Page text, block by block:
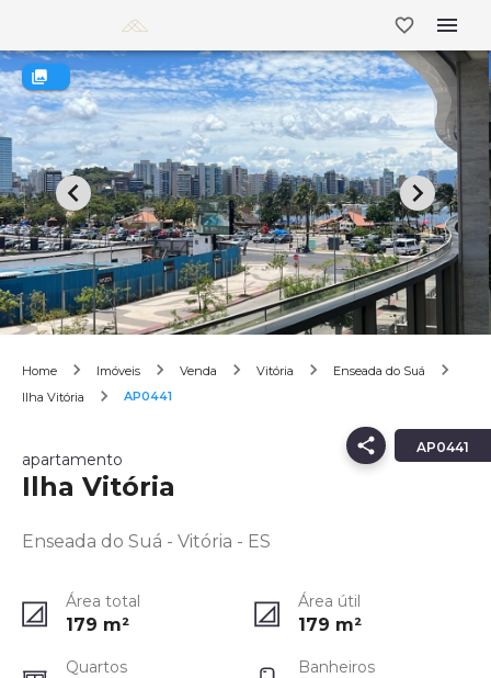
Home Imóveis Venda Vitória
Enseada do Suá
Ilha Vitória
AP0441
AP0441
apartamento
Ilha Vitória
Enseada do Suá - Vitória - ES
Área total
179 m²
Área útil
179 m²
Quartos Banheiros